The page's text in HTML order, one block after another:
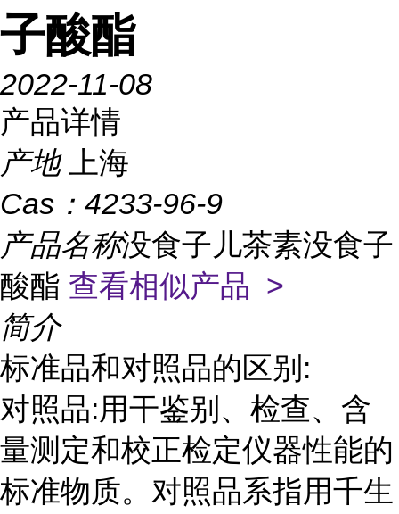
子酸酯
2022-11-08
产品详情
产地
上海
Cas： 4233-96-9
产品名称没食子儿茶素没食子
酸酯 查看相似产品 >
简介
标准品和对照品的区别:
对照品:用干鉴别、检查、含
量测定和校正检定仪器性能的
标准物质。对照品系指用千生